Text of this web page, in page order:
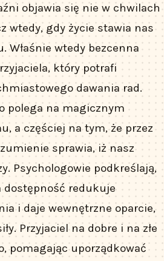
objawia się nie w chwilach
wtedy, gdy życie stawia nas
Właśnie wtedy bezcenna
który potrafi
dawania rad.
polega na magicznym
a częściej na tym, że przez
sprawia, iż nasz
Psychologowie podkreślają,
dostępność redukuje
i daje wewnętrzne oparcie,
Przyjaciel na dobre i na złe
pomagając uporządkować